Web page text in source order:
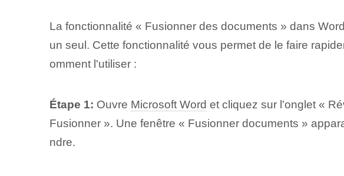
La fonctionnalité « Fusionner des documents » dans
un seul. Cette fonctionnalité‌ vous permet de le faire
omment l'utiliser :
Étape 1: Ouvre Microsoft Word et cliquez sur l'onglet «
Fusionner ».⁤ Une fenêtre « Fusionner ⁤documents »
ndre.